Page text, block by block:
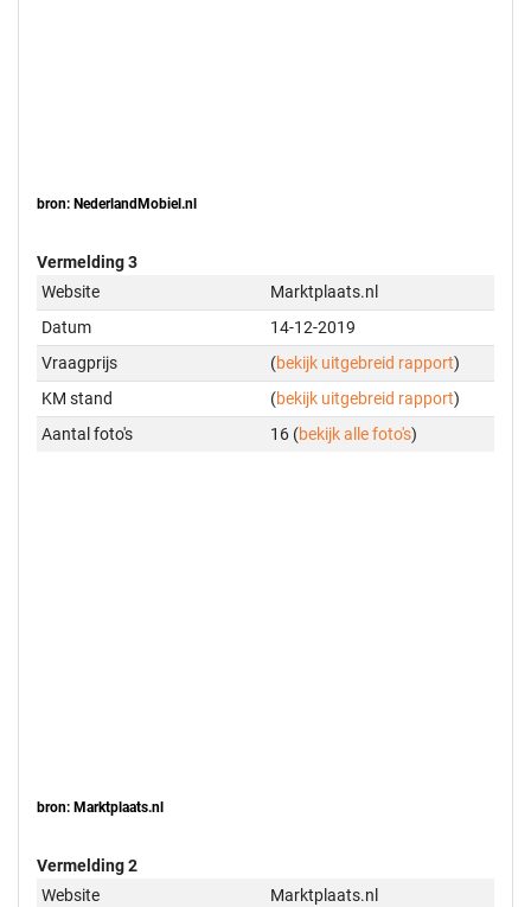
bron: NederlandMobiel.nl
Vermelding 3
Website
Marktplaats.nl
Datum
14-12-2019
Vraagprijs
(bekijk uitgebreid rapport)
KM stand
(bekijk uitgebreid rapport)
Aantal foto's
16 (bekijk alle foto's)
bron: Marktplaats.nl
Vermelding 2
Website
Marktplaats.nl